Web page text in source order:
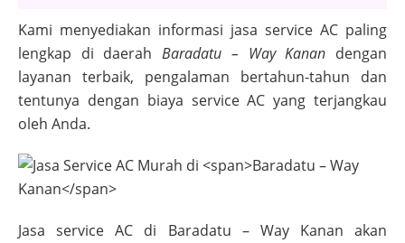
Kami menyediakan informasi jasa service AC paling
lengkap di daerahBaradatu – Way Kanan dengan
layanan terbaik, pengalaman bertahun-tahun dan
tentunya dengan biaya service AC yang terjangkau
oleh Anda.
Jasa service AC di Baradatu – Way Kanan akan